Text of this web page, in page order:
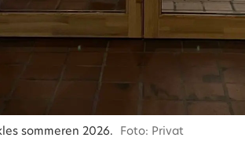
sommeren 2026. Foto: Privat